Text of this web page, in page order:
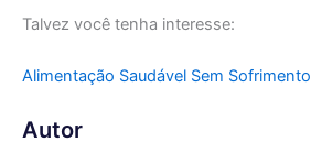
Talvez você tenha interesse:
Alimentação Saudável Sem Sofrimento
Autor